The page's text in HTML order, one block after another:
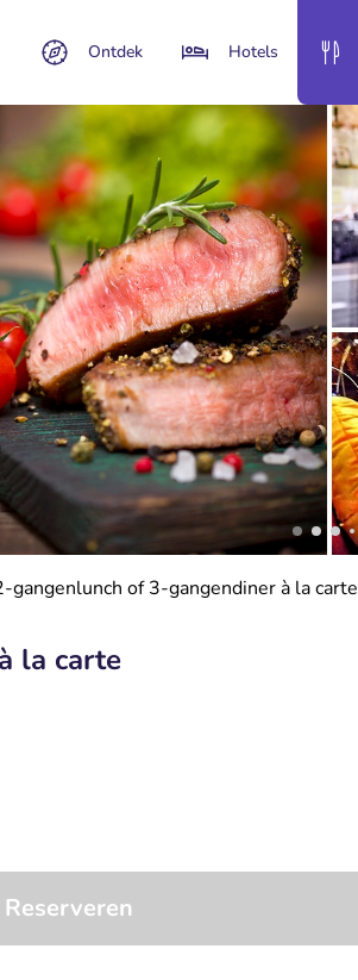
Ontdek Hotels
gangenlunch of 3-gangendiner à la carte
la carte
Reserveren